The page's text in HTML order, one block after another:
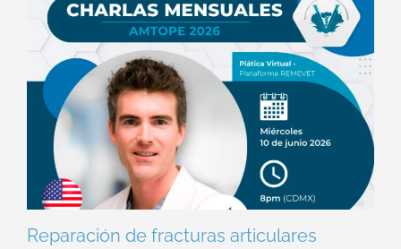
Reparación de fracturas articulares